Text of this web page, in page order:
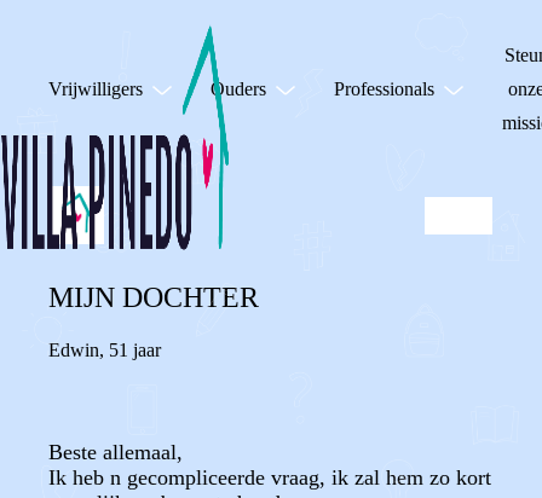
Vrijwilligers Ouders Professionals
MIJN DOCHTER
Edwin, 51 jaar
Beste allemaal,
Ik heb n gecompliceerde vraag, ik zal hem zo kort